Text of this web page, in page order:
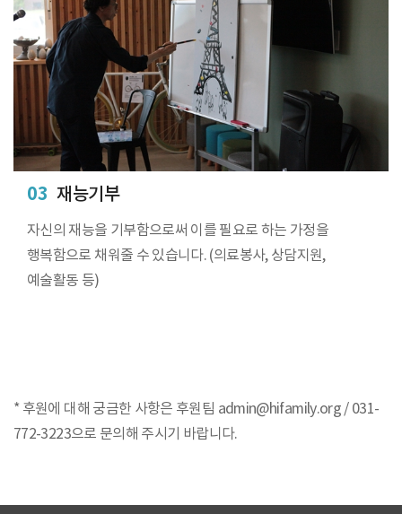
03 재능기부
자신의 재능을 기부함으로써 이를 필요로 하는 가정을
행복함으로 채워줄 수 있습니다. (의료봉사, 상담지원,
예술활동 등)
* 후원에 대해 궁금한 사항은 후원팀 admin@hifamily.org / 031-
772-3223으로 문의해 주시기 바랍니다.